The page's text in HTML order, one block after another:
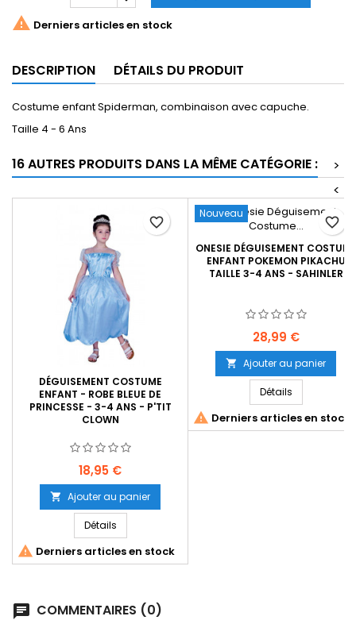
 Derniers articles en stock
DESCRIPTION DÉTAILS DU PRODUIT
Costume enfant Spiderman, combinaison avec capuche.
Taille 4 - 6 Ans
16 AUTRES PRODUITS DANS LA MÊME CATÉGORIE :
>
<
DÉGUISEMENT COSTUME
ENFANT - ROBE BLEUE DE
PRINCESSE - 3-4 ANS - P'TIT
CLOWN
Prix
18,95 €
 Ajouter au panier
Détails
 Derniers articles en stock
favorite_border
Nouveau
ONESIE DÉGUISEMENT COSTUME
ENFANT POKEMON PIKACHU
TAILLE 3-4 ANS - SAHINLER
Prix
28,99 €
 Ajouter au panier
Détails
 Derniers articles en stock
favorite_border
COMMENTAIRES (0)